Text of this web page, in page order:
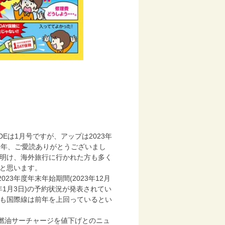
は1月号ですが、アップは2023年
、ご愛読ありがとうございまし
け、海外旅行に行かれた方も多く
思います。
年度年末年始期間(2023年12月
月3日)の予約状況が発表されてい
国際線は前年を上回っているとい
油サーチャージを値下げとのニュ